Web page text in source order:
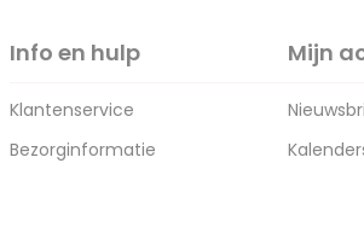
Info en hulp
Klantenservice
Bezorginformatie
Mijn